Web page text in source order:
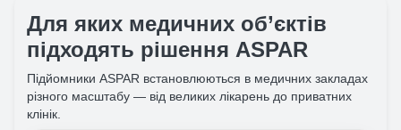
Для яких медичних об’єктів
підходять рішення ASPAR
Підйомники ASPAR встановлюються в медичних закладах
різного масштабу — від великих лікарень до приватних
клінік.